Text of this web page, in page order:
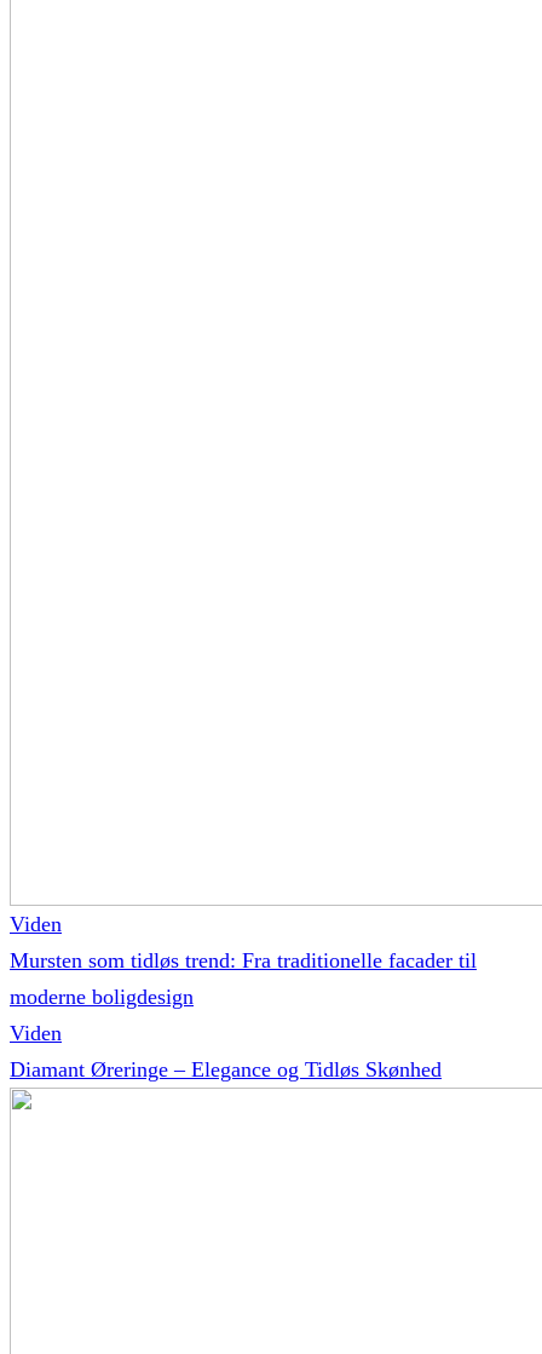
Viden
Mursten som tidløs trend: Fra traditionelle facader til
moderne boligdesign
Viden
Diamant Øreringe – Elegance og Tidløs Skønhed